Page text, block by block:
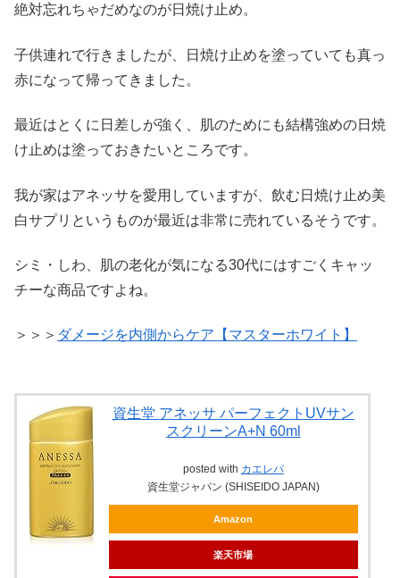
絶対忘れちゃだめなのが日焼け止め。
子供連れで行きましたが、日焼け止めを塗っていても真っ
赤になって帰ってきました。
最近はとくに日差しが強く、肌のためにも結構強めの日焼
け止めは塗っておきたいところです。
我が家はアネッサを愛用していますが、飲む日焼け止め美
白サプリというものが最近は非常に売れているそうです。
シミ・しわ、肌の老化が気になる30代にはすごくキャッ
チーな商品ですよね。
＞＞＞ ダメージを内側からケア【マスターホワイト】
資生堂 アネッサ パーフェクトUVサン
スクリーンA+N 60ml
posted with カエレバ
資生堂ジャパン (SHISEIDO JAPAN)
Amazon
楽天市場